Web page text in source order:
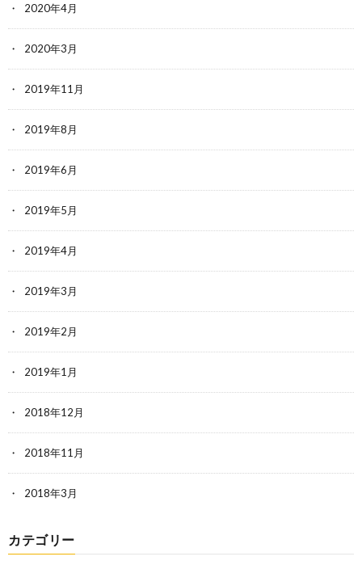
2020年4月
2020年3月
2019年11月
2019年8月
2019年6月
2019年5月
2019年4月
2019年3月
2019年2月
2019年1月
2018年12月
2018年11月
2018年3月
カテゴリー